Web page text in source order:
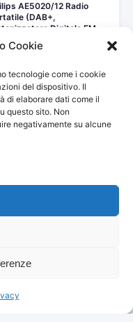
Cookie
tecnologie come i cookie
del dispositivo. Il
di elaborare dati come il
questo sito. Non
negativamente su alcune
AE5020/12 Radio
(DAB+,
Digitale FM,…
€
Bluetooth retro,